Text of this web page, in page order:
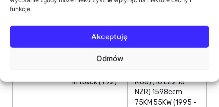
funkcje.
Akceptuję
Odmów
liftback (T92)
M68) (16 LZ2 16
NZR) 1598ccm
75KM 55KW (1995 -